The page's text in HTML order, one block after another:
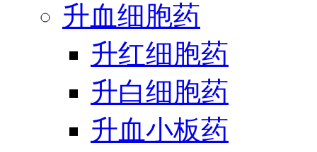
升血细胞药
升红细胞药
升白细胞药
升血小板药